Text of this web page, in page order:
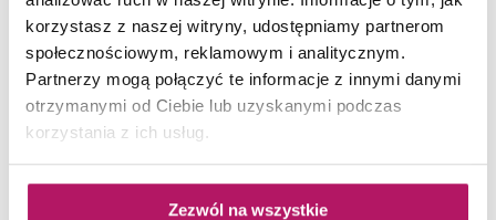
korzystasz z naszej witryny, udostępniamy partnerom
społecznościowym, reklamowym i analitycznym.
Partnerzy mogą połączyć te informacje z innymi danymi
otrzymanymi od Ciebie lub uzyskanymi podczas
korzystania z ich usług.
Zezwól na wszystkie
pozostałego wyposażenia salonu, czy sypialni. W
kuchni będzie ciekawie prezentować się na frontach
kuchennych w matowym wykończeniu.